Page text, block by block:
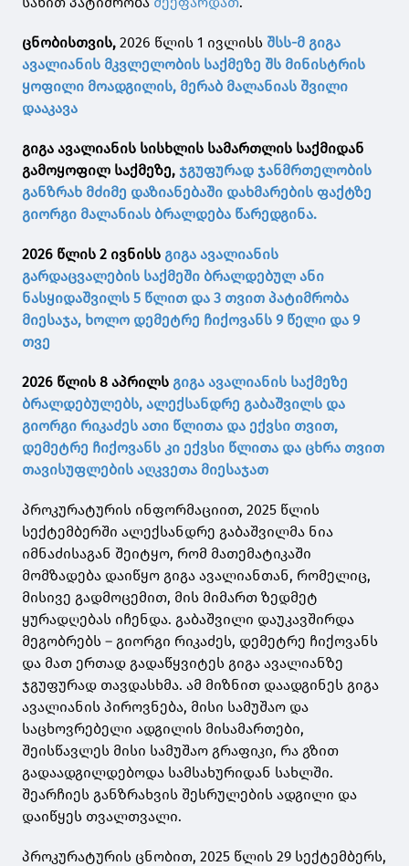
ცნობისთვის, 2026 წლის 1 ივლისს შსს-მ გიგა
ავალიანის მკვლელობის საქმეზე შს მინისტრის
ყოფილი მოადგილის, მერაბ მალანიას შვილი
დააკავა
გიგა ავალიანის სისხლის სამართლის საქმიდან
გამოყოფილ საქმეზე, ჯგუფურად ჯანმრთელობის
განზრახ მძიმე დაზიანებაში დახმარების ფაქტზე
გიორგი მალანიას ბრალდება წარედგინა.
2026 წლის 2 ივნისს გიგა ავალიანის
გარდაცვალების საქმეში ბრალდებულ ანი
ნასყიდაშვილს 5 წლით და 3 თვით პატიმრობა
მიესაჯა, ხოლო დემეტრე ჩიქოვანს 9 წელი და 9
თვე
2026 წლის 8 აპრილს გიგა ავალიანის საქმეზე
ბრალდებულებს, ალექსანდრე გაბაშვილს და
გიორგი რიკაძეს ათი წლითა და ექვსი თვით,
დემეტრე ჩიქოვანს კი ექვსი წლითა და ცხრა თვით
თავისუფლების აღკვეთა მიესაჯათ
პროკურატურის ინფორმაციით, 2025 წლის
სექტემბერში ალექსანდრე გაბაშვილმა ნია
იმნაძისაგან შეიტყო, რომ მათემატიკაში
მომზადება დაიწყო გიგა ავალიანთან, რომელიც,
მისივე გადმოცემით, მის მიმართ ზედმეტ
ყურადღებას იჩენდა. გაბაშვილი დაუკავშირდა
მეგობრებს – გიორგი რიკაძეს, დემეტრე ჩიქოვანს
და მათ ერთად გადაწყვიტეს გიგა ავალიანზე
ჯგუფურად თავდასხმა. ამ მიზნით დაადგინეს გიგა
ავალიანის პიროვნება, მისი სამუშაო და
საცხოვრებელი ადგილის მისამართები,
შეისწავლეს მისი სამუშაო გრაფიკი, რა გზით
გადაადგილდებოდა სამსახურიდან სახლში.
შეარჩიეს განზრახვის შესრულების ადგილი და
დაიწყეს თვალთვალი.
პროკურატურის ცნობით, 2025 წლის 29 სექტემბერს,